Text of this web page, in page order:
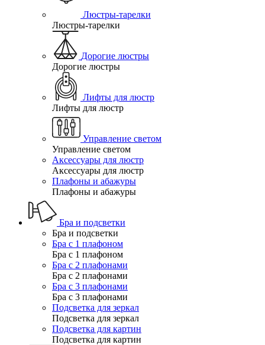
Люстры-тарелки
Люстры-тарелки
Дорогие люстры
Дорогие люстры
Лифты для люстр
Лифты для люстр
Управление светом
Управление светом
Аксессуары для люстр
Аксессуары для люстр
Плафоны и абажуры
Плафоны и абажуры
Бра и подсветки
Бра и подсветки
Бра с 1 плафоном
Бра с 1 плафоном
Бра с 2 плафонами
Бра с 2 плафонами
Бра с 3 плафонами
Бра с 3 плафонами
Подсветка для зеркал
Подсветка для зеркал
Подсветка для картин
Подсветка для картин